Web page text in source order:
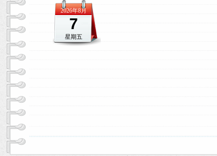
2026年8月
7
星期五